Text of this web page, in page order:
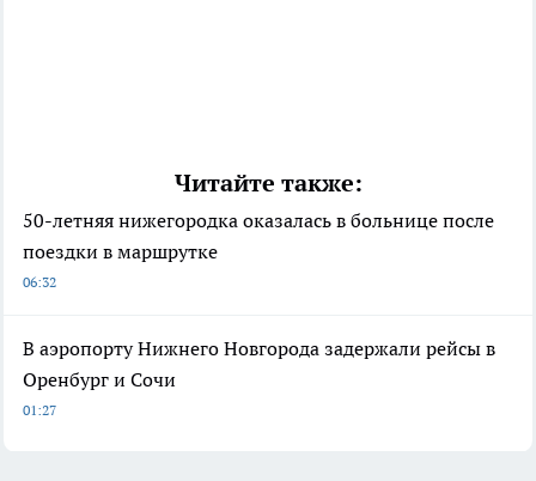
Читайте также:
50-летняя нижегородка оказалась в больнице после
поездки в маршрутке
06:32
В аэропорту Нижнего Новгорода задержали рейсы в
Оренбург и Сочи
01:27